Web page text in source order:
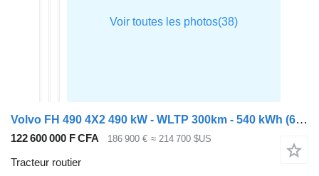
Volvo FH 490 4X2 490 kW - WLTP 300km - 540 kWh (6 batteries)
122 600 000 F CFA 186 900 € ≈ 214 700 $US
Tracteur routier